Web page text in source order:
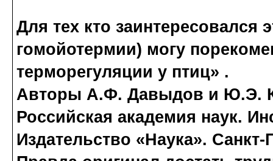
Для тех кто
гомойотермии) могу
терморегуляции у птиц» .
Авторы А.Ф. Давыдов и Ю.Э.
Российская академия наук.
Издательство «Наука». Санкт-